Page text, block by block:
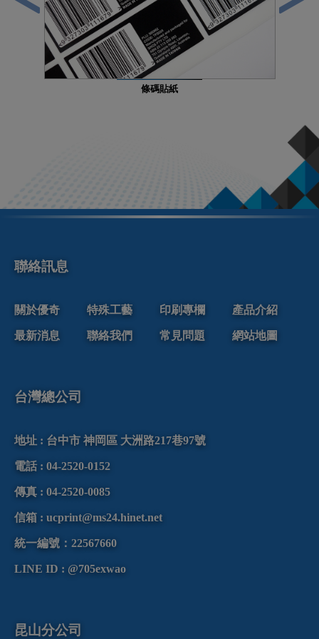
條碼貼紙
聯絡訊息
關於優奇 特殊工藝 印刷專欄 產品介紹
最新消息 聯絡我們 常見問題 網站地圖
台灣總公司
地址 : 台中市 神岡區 大洲路217巷97號
電話 : 04-2520-0152
傳真 : 04-2520-0085
信箱 : ucprint@ms24.hinet.net
統一編號：22567660
LINE ID : @705exwao
昆山分公司